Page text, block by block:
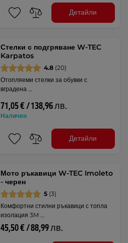
Детайли
Стелки с подгряване W-TEC
Karpatos
4.8 (20)
Отопляеми стелки за обувки с
вградена …
71,05 € / 138,96 лв.
Наличен
Детайли
Мото ръкавици W-TEC Imoleto
- черен
5 (3)
Комфортни стилни ръкавици с топла
изолация 3M …
45,50 € / 88,99 лв.